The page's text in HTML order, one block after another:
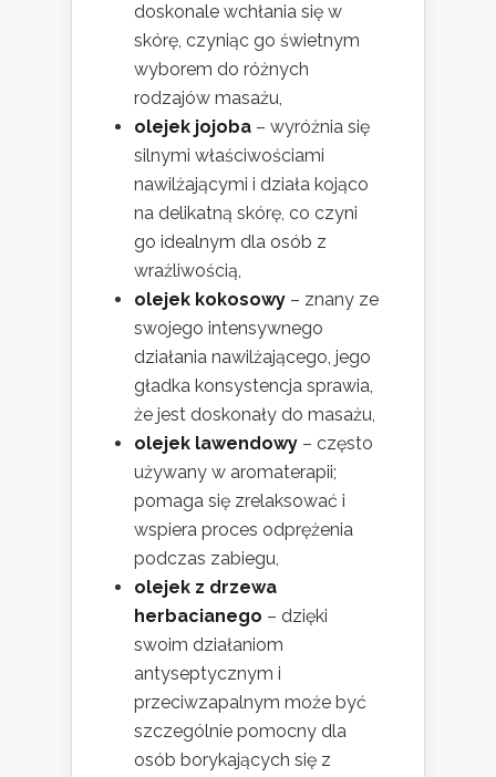
doskonale wchłania się w
skórę, czyniąc go świetnym
wyborem do różnych
rodzajów masażu,
olejek jojoba – wyróżnia się
silnymi właściwościami
nawilżającymi i działa kojąco
na delikatną skórę, co czyni
go idealnym dla osób z
wrażliwością,
olejek kokosowy – znany ze
swojego intensywnego
działania nawilżającego, jego
gładka konsystencja sprawia,
że jest doskonały do masażu,
olejek lawendowy – często
używany w aromaterapii;
pomaga się zrelaksować i
wspiera proces odprężenia
podczas zabiegu,
olejek z drzewa
herbacianego – dzięki
swoim działaniom
antyseptycznym i
przeciwzapalnym może być
szczególnie pomocny dla
osób borykających się z